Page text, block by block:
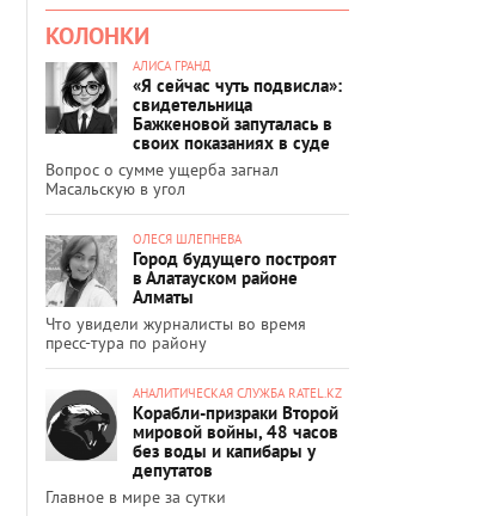
КОЛОНКИ
АЛИСА ГРАНД
«Я сейчас чуть подвисла»:
свидетельница
Бажкеновой запуталась в
своих показаниях в суде
Вопрос о сумме ущерба загнал
Масальскую в угол
ОЛЕСЯ ШЛЕПНЕВА
Город будущего построят
в Алатауском районе
Алматы
Что увидели журналисты во время
пресс-тура по району
АНАЛИТИЧЕСКАЯ СЛУЖБА RATEL.KZ
Корабли-призраки Второй
мировой войны, 48 часов
без воды и капибары у
депутатов
Главное в мире за сутки